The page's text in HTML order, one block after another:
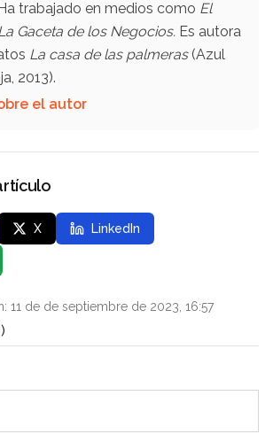
trabajado en medios como El
Gaceta de los Negocios. Es autora
La casa de las palmeras(Azul
2013).
el autor
X LinkedIn
11 de de septiembre de 2023, 16:57